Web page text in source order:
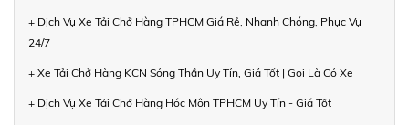
+ Dịch Vụ Xe Tải Chở Hàng TPHCM Giá Rẻ, Nhanh Chóng, Phục Vụ
24/7
+ Xe Tải Chở Hàng KCN Sóng Thần Uy Tín, Giá Tốt | Gọi Là Có Xe
+ Dịch Vụ Xe Tải Chở Hàng Hóc Môn TPHCM Uy Tín - Giá Tốt